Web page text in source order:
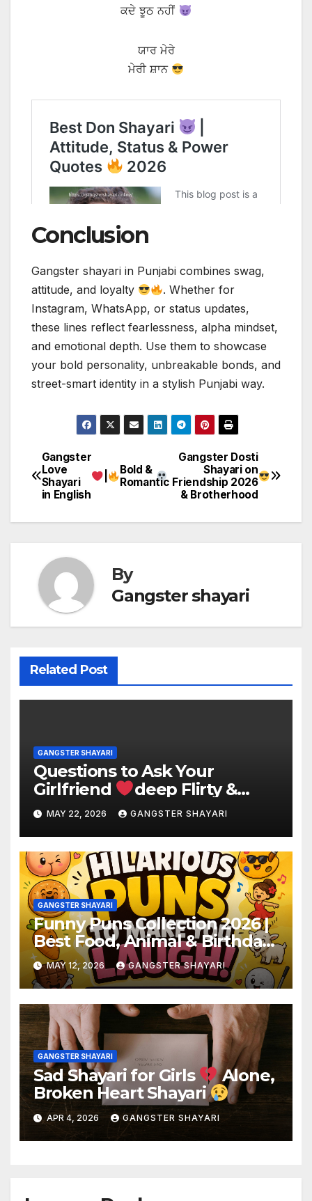
ਕਦੇ ਝੂਠ ਨਹੀਂ
ਯਾਰ ਮੇਰੇ
ਮੇਰੀ ਸ਼ਾਨ
Conclusion
Gangster shayari in Punjabi combines swag,
attitude, and loyalty
. Whether for
Instagram, WhatsApp, or status updates,
these lines reflect fearlessness, alpha mindset,
and emotional depth. Use them to showcase
your bold personality, unbreakable bonds, and
street-smart identity in a stylish Punjabi way.
Post
navigation
Gangster Dosti
Shayari on
Friendship 2026
& Brotherhood
Gangster
Love
Shayari
in English
Bold &
Romantic
By
Gangster shayari
Related Post
GANGSTER SHAYARI
Questions to Ask Your
Girlfriend
deep Flirty &
Love Questions
MAY 22, 2026 GANGSTER SHAYARI
GANGSTER SHAYARI
Funny Puns Collection 2026 |
Best Food, Animal & Birthday
Puns
MAY 12, 2026 GANGSTER SHAYARI
GANGSTER SHAYARI
Sad Shayari for Girls
Alone,
Broken Heart Shayari
APR 4, 2026 GANGSTER SHAYARI